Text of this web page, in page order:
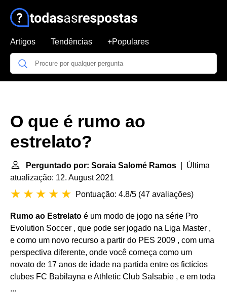
Artigos Tendências +Populares
O que é rumo ao
estrelato?
Perguntado por: Soraia Salomé Ramos | Última
atualização: 12. August 2021
Pontuação: 4.8/5 (47 avaliações)
Rumo ao Estrelato é um modo de jogo na série Pro
Evolution Soccer , que pode ser jogado na Liga Master ,
e como um novo recurso a partir do PES 2009 , com uma
perspectiva diferente, onde você começa como um
novato de 17 anos de idade na partida entre os fictícios
clubes FC Babilayna e Athletic Club Salsabie , e em toda
...